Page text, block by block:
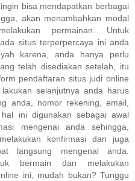
bisa mendapatkan berbagai
akan menambahkan modal
permainan. Untuk
situs terperpercaya ini anda
karena, anda hanya perlu
telah disediakan setelah, itu
pendaftaran situs judi online
selanjutnya anda harus
anda, nomor rekening, email,
ini digunakan sebagai awal
mengenai anda sehingga,
konfirmasi dan juga
langsung mengenal anda.
bermain dan melakukan
ini, mudah bukan? Tunggu